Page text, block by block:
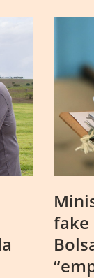
fake